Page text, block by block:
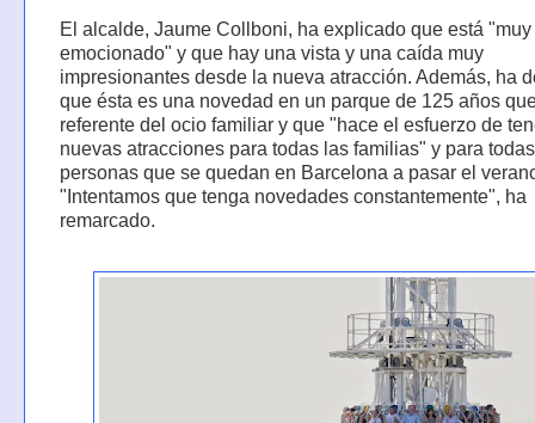
El alcalde, Jaume Collboni, ha explicado que está "muy
emocionado" y que hay una vista y una caída muy
impresionantes desde la nueva atracción. Además, ha
que ésta es una novedad en un parque de 125 años
referente del ocio familiar y que "hace el esfuerzo de
nuevas atracciones para todas las familias" y para
personas que se quedan en Barcelona a pasar el
"Intentamos que tenga novedades constantemente", ha
remarcado.